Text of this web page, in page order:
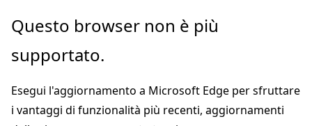
Ignora
passa
contenuto
principale
Questo browser non è più
supportato.
Esegui l'aggiornamento a Microsoft Edge per sfruttare
i vantaggi di funzionalità più recenti, aggiornamenti